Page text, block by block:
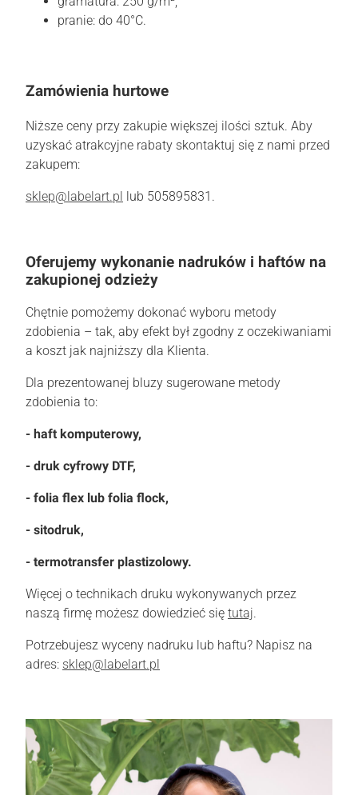
pranie: do 40°C.
Zamówienia hurtowe
Niższe ceny przy zakupie większej ilości sztuk. Aby
uzyskać atrakcyjne rabaty skontaktuj się z nami przed
zakupem:
sklep@labelart.pl lub 505895831.
Oferujemy wykonanie nadruków i haftów na
zakupionej odzieży
Chętnie pomożemy dokonać wyboru metody
zdobienia – tak, aby efekt był zgodny z oczekiwaniami
a koszt jak najniższy dla Klienta.
Dla prezentowanej bluzy sugerowane metody
zdobienia to:
- haft komputerowy,
- druk cyfrowy DTF,
- folia flex lub folia flock,
- sitodruk,
- termotransfer plastizolowy.
Więcej o technikach druku wykonywanych przez
naszą firmę możesz dowiedzieć się tutaj.
Potrzebujesz wyceny nadruku lub haftu? Napisz na
adres: sklep@labelart.pl